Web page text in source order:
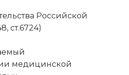
Российской
ст.6724)
медицинской